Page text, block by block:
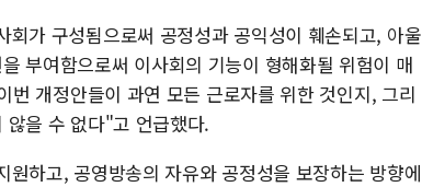
가 구성됨으로써 공정성과 공익성이 훼손되고, 아울
부여함으로써 이사회의 기능이 형해화될 위험이 매
개정안들이 과연 모든 근로자를 위한 것인지, 그리
을 수 없다"고 언급했다.
하고, 공영방송의 자유와 공정성을 보장하는 방향에